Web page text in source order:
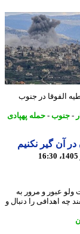
در جنوب
-حمله پهپادی
گیر نکنیم
و مرور به
نرود ترامپ اول جنگ و 10 اسفند چه اهدافی را دنبال و